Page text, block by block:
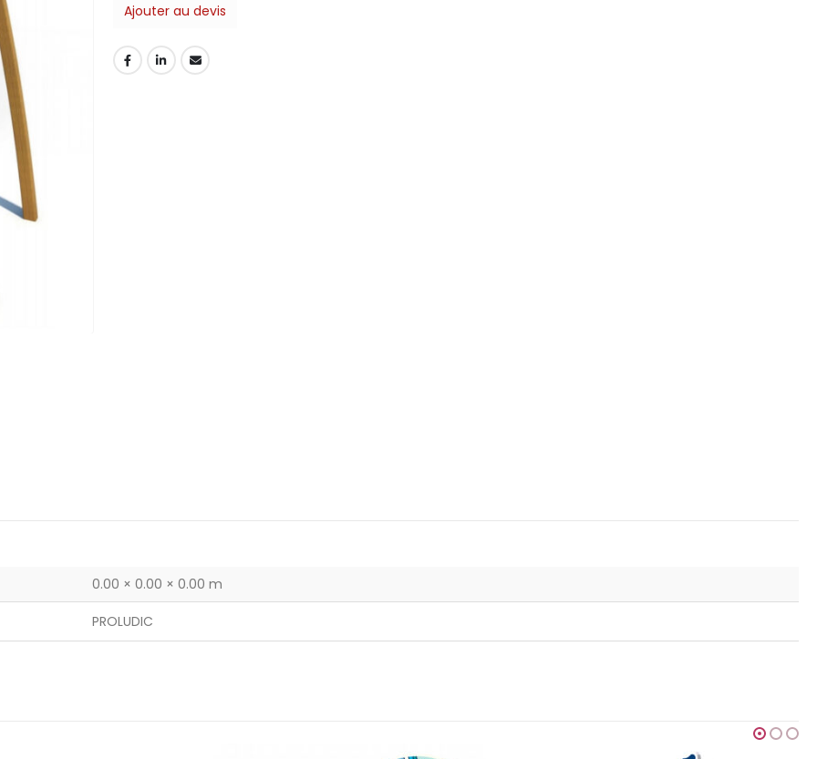
Ajouter au devis
0.00 × 0.00 × 0.00 m
PROLUDIC